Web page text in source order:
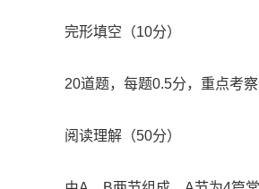
完形填空（10分）
20道题，每题0.5分，重点考
阅读理解（50分）